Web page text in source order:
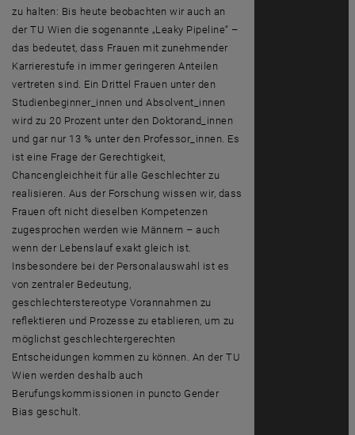
zu halten: Bis heute beobachten wir auch an
der TU Wien die sogenannte „Leaky Pipeline“ –
das bedeutet, dass Frauen mit zunehmender
Karrierestufe in immer geringeren Anteilen
vertreten sind. Ein Drittel Frauen unter den
Studienbeginner_innen und Absolvent_innen
wird zu 20 Prozent unter den Doktorand_innen
und gar nur 13 % unter den Professor_innen. Es
ist eine Frage der Gerechtigkeit,
Chancengleichheit für alle Geschlechter zu
realisieren. Aus der Forschung wissen wir, dass
Frauen oft nicht dieselben Kompetenzen
zugesprochen werden wie Männern – auch
wenn der Lebenslauf exakt gleich ist.
Insbesondere bei der Personalauswahl ist es
von zentraler Bedeutung,
geschlechterstereotype Vorannahmen zu
reflektieren und Prozesse zu etablieren, um zu
möglichst geschlechtergerechten
Entscheidungen kommen zu können. An der TU
Wien werden deshalb auch
Berufungskommissionen in puncto Gender
Bias geschult.